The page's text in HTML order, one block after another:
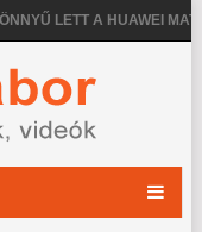
LETT A HUAWEI